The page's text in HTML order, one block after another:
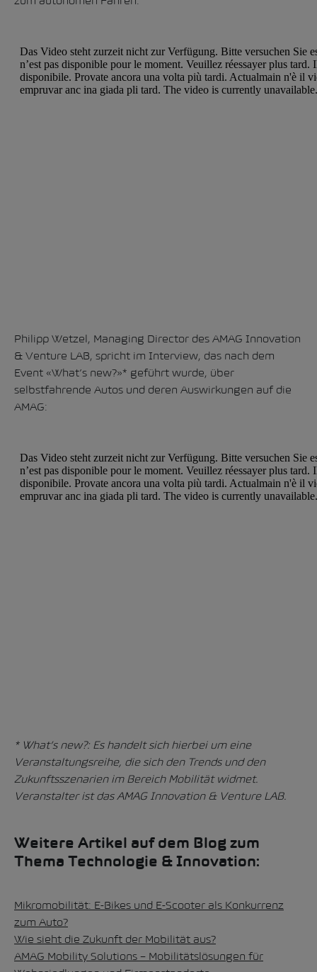
Philipp Wetzel, Managing Director des AMAG Innovation
& Venture LAB, spricht im Interview, das nach dem
Event «What’s new?»* geführt wurde, über
selbstfahrende Autos und deren Auswirkungen auf die
AMAG:
* What’s new?: Es handelt sich hierbei um eine
Veranstaltungsreihe, die sich den Trends und den
Zukunftsszenarien im Bereich Mobilität widmet.
Veranstalter ist das AMAG Innovation & Venture LAB.
Weitere Artikel auf dem Blog zum
Thema Technologie & Innovation:
Mikromobilität: E-Bikes und E-Scooter als Konkurrenz
zum Auto?
Wie sieht die Zukunft der Mobilität aus?
AMAG Mobility Solutions – Mobilitätslösungen für